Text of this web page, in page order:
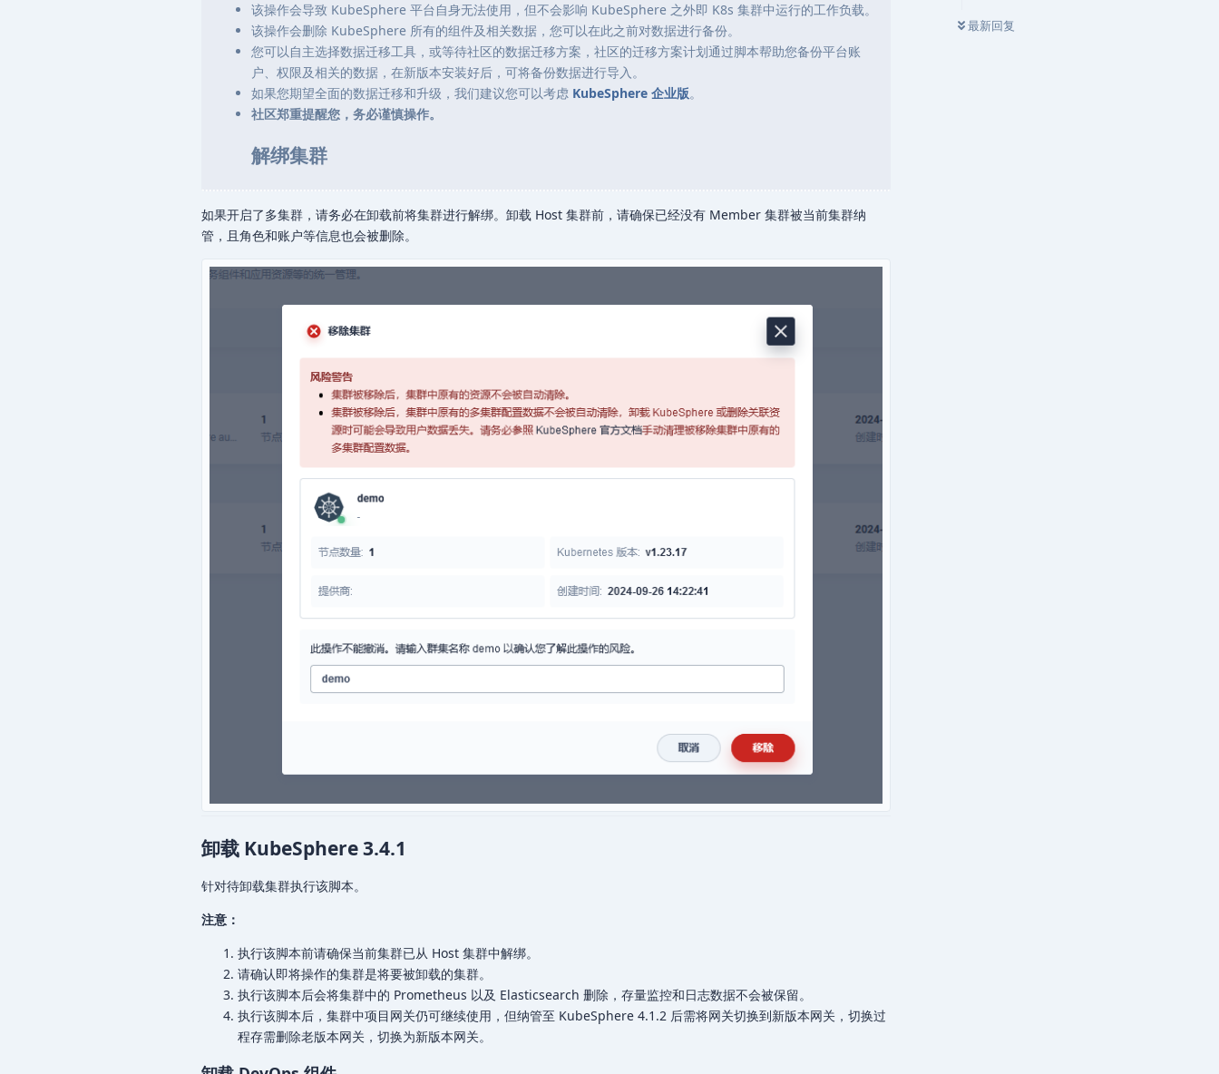
最新回复
该操作会导致 KubeSphere 平台自身无法使用，但不会影响 KubeSphere 之外即 K8s 集群中运行的工作负载。
该操作会删除 KubeSphere 所有的组件及相关数据，您可以在此之前对数据进行备份。
您可以自主选择数据迁移工具，或等待社区的数据迁移方案，社区的迁移方案计划通过脚本帮助您备份平台账
户、权限及相关的数据，在新版本安装好后，可将备份数据进行导入。
如果您期望全面的数据迁移和升级，我们建议您可以考虑 KubeSphere 企业版。
社区郑重提醒您，务必谨慎操作。
解绑集群
如果开启了多集群，请务必在卸载前将集群进行解绑。卸载 Host 集群前，请确保已经没有 Member 集群被当前集群纳
管，且角色和账户等信息也会被删除。
卸载 KubeSphere 3.4.1
针对待卸载集群执行该脚本。
注意：
执行该脚本前请确保当前集群已从 Host 集群中解绑。
请确认即将操作的集群是将要被卸载的集群。
执行该脚本后会将集群中的 Prometheus 以及 Elasticsearch 删除，存量监控和日志数据不会被保留。
执行该脚本后，集群中项目网关仍可继续使用，但纳管至 KubeSphere 4.1.2 后需将网关切换到新版本网关，切换过
程存需删除老版本网关，切换为新版本网关。